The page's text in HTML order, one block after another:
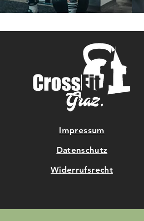
Impressum
Datenschutz
Widerrufsrecht